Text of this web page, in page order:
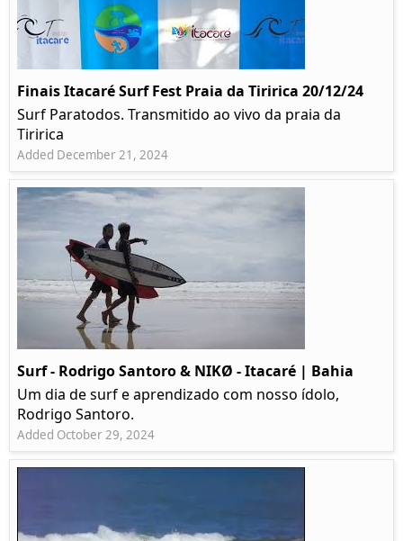
Finais Itacaré Surf Fest Praia da Tiririca 20/12/24
Surf Paratodos. Transmitido ao vivo da praia da
Tiririca
Added December 21, 2024
Surf - Rodrigo Santoro & NIKØ - Itacaré | Bahia
Um dia de surf e aprendizado com nosso ídolo,
Rodrigo Santoro.
Added October 29, 2024